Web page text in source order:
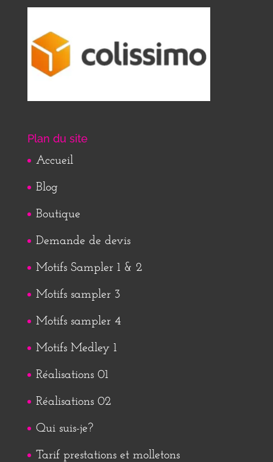
Plan du site
Accueil
Blog
Boutique
Demande de devis
Motifs Sampler 1 & 2
Motifs sampler 3
Motifs sampler 4
Motifs Medley 1
Réalisations 01
Réalisations 02
Qui suis-je?
Tarif prestations et molletons